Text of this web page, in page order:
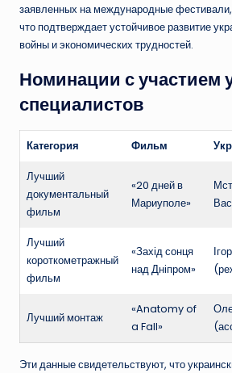
заявленных на международные
что подтверждает устойчивое развитие
войны и экономических трудностей.
Номинации с участием
специалистов
Категория Фильм
Лучший
документальный
фильм
«20 дней в
Мариуполе»
Лучший
короткометражный
фильм
«Захід сонця
над Дніпром»
Лучший монтаж
«Anatomy of
a Fall»
Эти данные свидетельствуют, что